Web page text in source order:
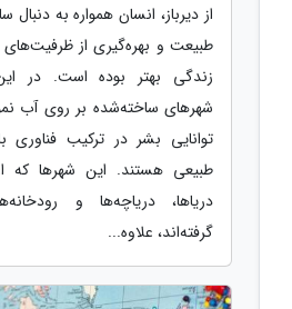
از دیرباز، انسان همواره به دنبال
طبیعت و بهره‌گیری از ظرفیت‌های
زندگی بهتر بوده است. در
شهرهای ساخته‌شده بر روی آب
توانایی بشر در ترکیب فناوری
طبیعی هستند. این شهرها که
دریاها، دریاچه‌ها و
گرفته‌اند، علاوه...